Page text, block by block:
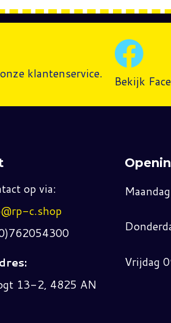
klantenservice. Bekijk
op via:
c.shop
13-2, 4825 AN
Vrijdag